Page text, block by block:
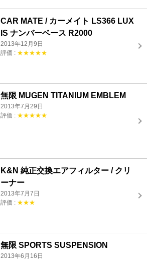
CAR MATE / カーメイト LS366 LUX
IS ナンバーベース R2000
2013年12月9日
評価 : ★★★★★
無限 MUGEN TITANIUM EMBLEM
2013年7月29日
評価 : ★★★★★
K&N 純正交換エアフィルター / クリ
ーナー
2013年7月7日
評価 : ★★★
無限 SPORTS SUSPENSION
2013年6月16日